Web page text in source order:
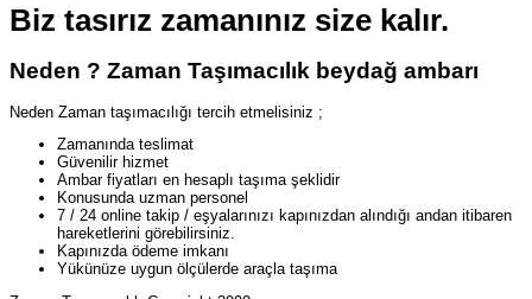
Biz tasırız zamanınız size kalır.
Neden ? Zaman Taşımacılık beydağ ambarı
Neden Zaman taşımacılığı tercih etmelisiniz ;
Zamanında teslimat
Güvenilir hizmet
Ambar fiyatları en hesaplı taşıma şeklidir
Konusunda uzman personel
7 / 24 online takip / eşyalarınızı kapınızdan alındığı andan itibaren
hareketlerini görebilirsiniz.
Kapınızda ödeme imkanı
Yükünüze uygun ölçülerde araçla taşıma